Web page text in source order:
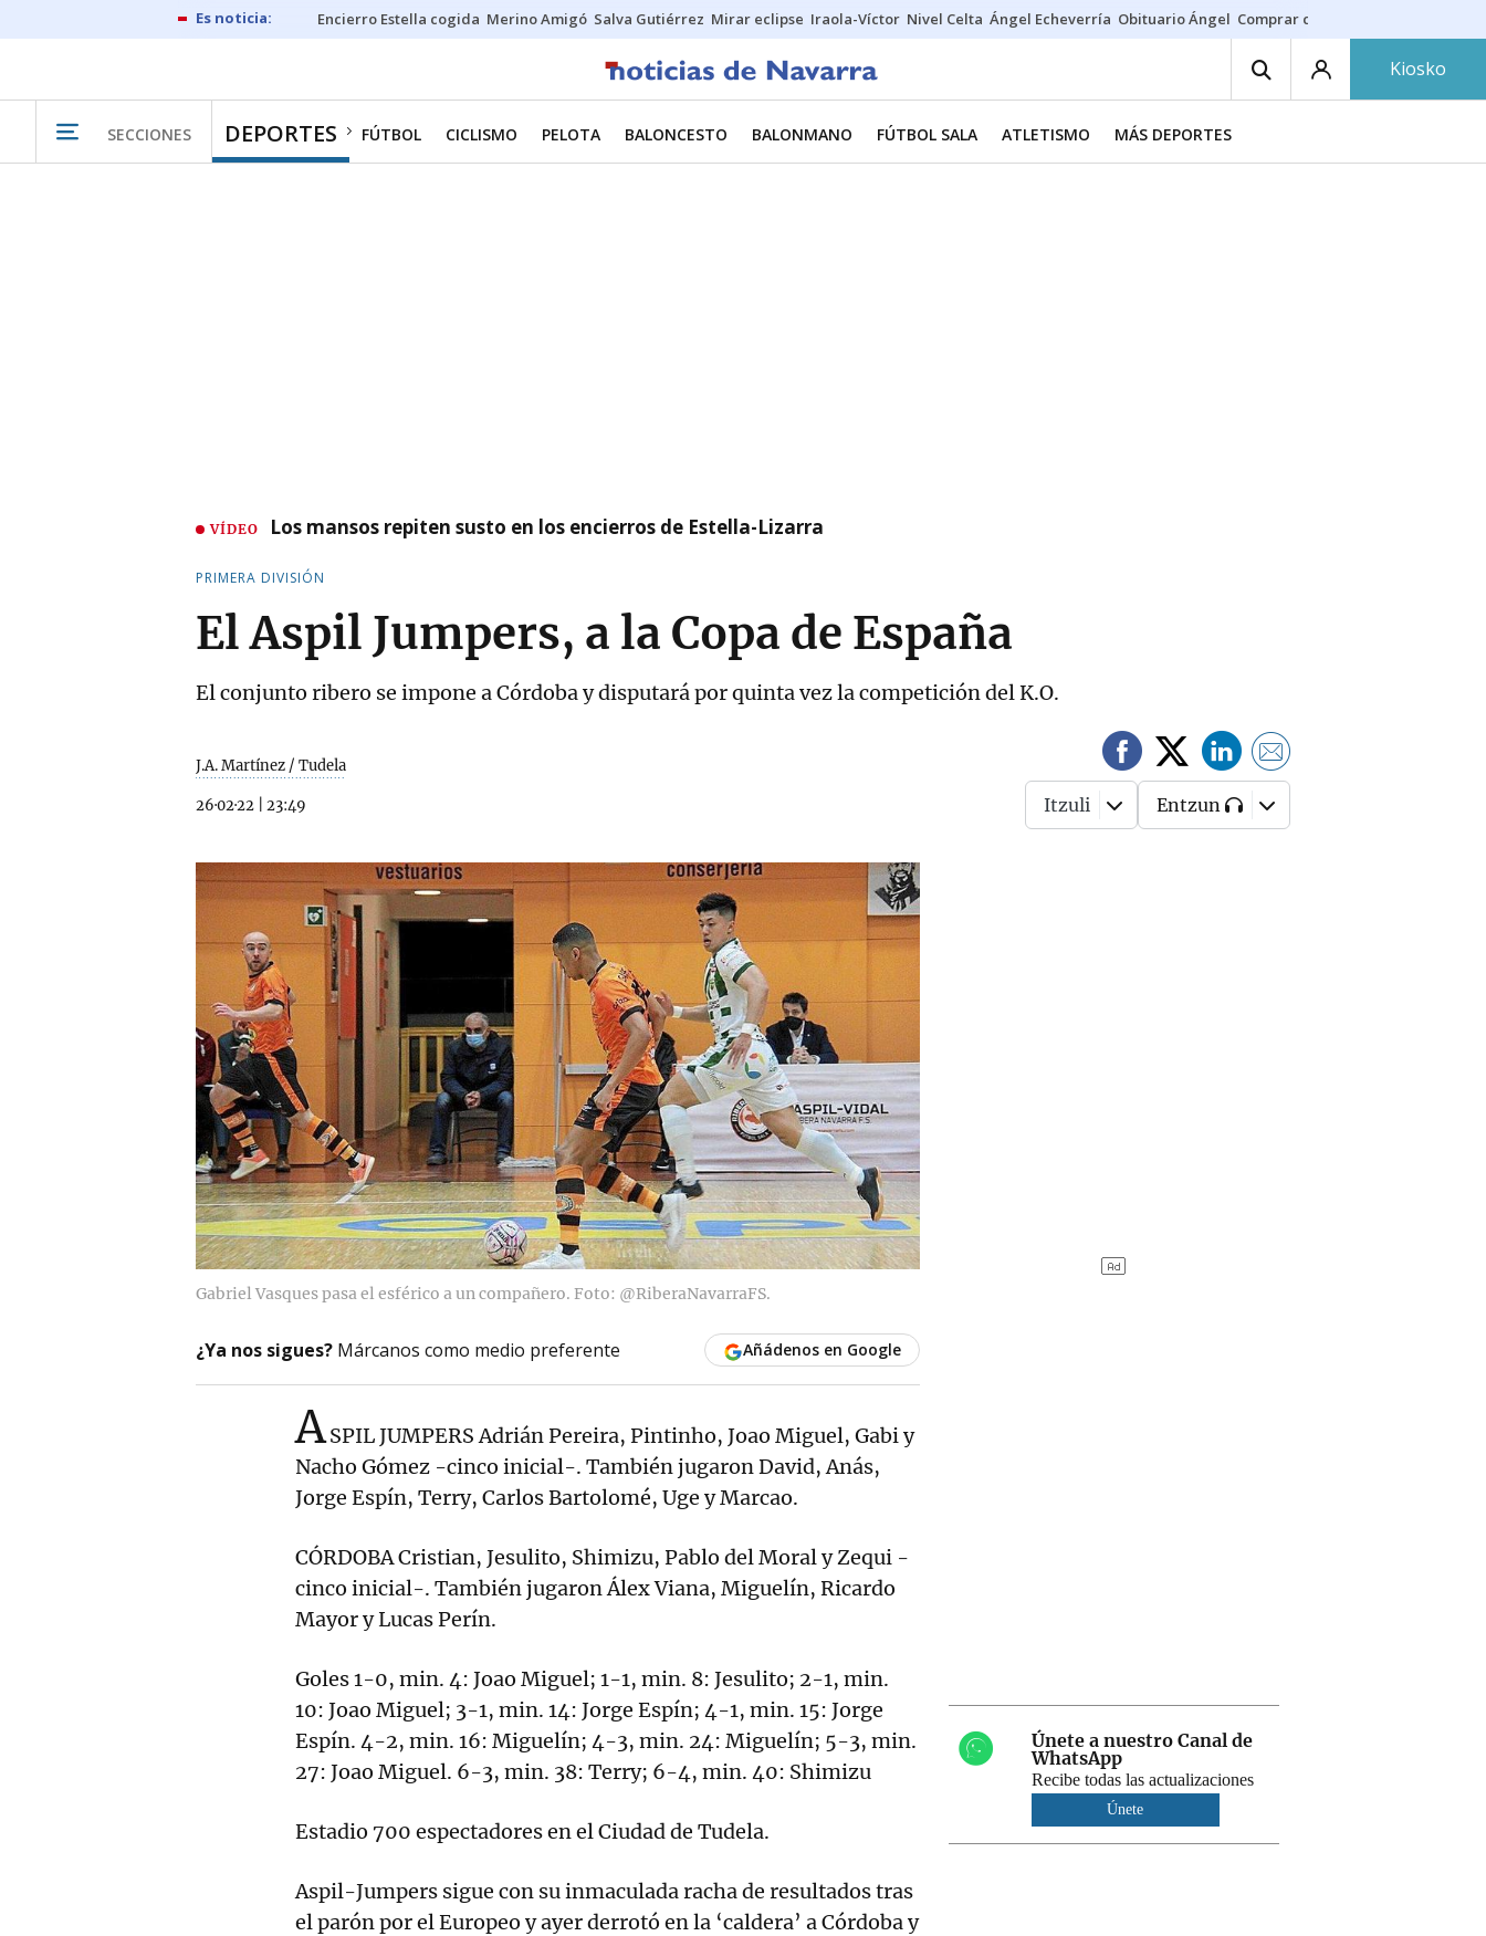
Encierro Estella cogida Merino Amigó Salva Gutiérrez Mirar eclipse Iraola-Víctor Nivel Celta Ángel Echeverría Obituario Ángel Comprar casa
Kiosko
SECCIONES DEPORTES FÚTBOL CICLISMO PELOTA BALONCESTO BALONMANO FÚTBOL SALA ATLETISMO MÁS DEPORTES
VÍDEO Los mansos repiten susto en los encierros de Estella-Lizarra
PRIMERA DIVISIÓN
El Aspil Jumpers, a la Copa de España
El conjunto ribero se impone a Córdoba y disputará por quinta vez la competición del K.O.
J.A. Martínez / Tudela
26·02·22 23:49 Itzuli Entzun
Gabriel Vasques pasa el esférico a un compañero. Foto: @RiberaNavarraFS.
¿Ya nos sigues? Márcanos como medio preferente Añádenos en Google
ASPIL JUMPERS Adrián Pereira, Pintinho, Joao Miguel, Gabi y
Nacho Gómez -cinco inicial-. También jugaron David, Anás,
Jorge Espín, Terry, Carlos Bartolomé, Uge y Marcao.
CÓRDOBA Cristian, Jesulito, Shimizu, Pablo del Moral y Zequi -
cinco inicial-. También jugaron Álex Viana, Miguelín, Ricardo
Mayor y Lucas Perín.
Goles 1-0, min. 4: Joao Miguel; 1-1, min. 8: Jesulito; 2-1, min.
10: Joao Miguel; 3-1, min. 14: Jorge Espín; 4-1, min. 15: Jorge
Espín. 4-2, min. 16: Miguelín; 4-3, min. 24: Miguelín; 5-3, min.
27: Joao Miguel. 6-3, min. 38: Terry; 6-4, min. 40: Shimizu
Estadio 700 espectadores en el Ciudad de Tudela.
Aspil-Jumpers sigue con su inmaculada racha de resultados tras
el parón por el Europeo y ayer derrotó en la ‘caldera’ a Córdoba y
Únete a nuestro Canal de
WhatsApp
Recibe todas las actualizaciones
Únete